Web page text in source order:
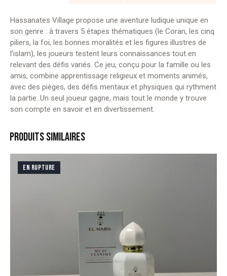
Hassanates Village propose une aventure ludique unique en
son genre : à travers 5 étapes thématiques (le Coran, les cinq
piliers, la foi, les bonnes moralités et les figures illustres de
l’islam), les joueurs testent leurs connaissances tout en
relevant des défis variés. Ce jeu, conçu pour la famille ou les
amis, combine apprentissage religieux et moments animés,
avec des pièges, des défis mentaux et physiques qui rythment
la partie. Un seul joueur gagne, mais tout le monde y trouve
son compte en savoir et en divertissement.
PRODUITS SIMILAIRES
EN RUPTURE